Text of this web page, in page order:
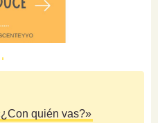
quién vas?»